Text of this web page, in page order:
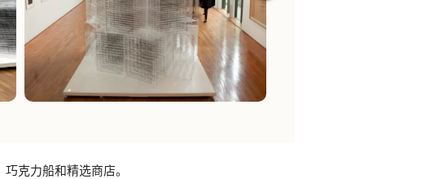
克力船和精选商店。